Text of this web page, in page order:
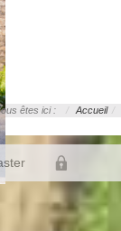
êtes ici : Accueil